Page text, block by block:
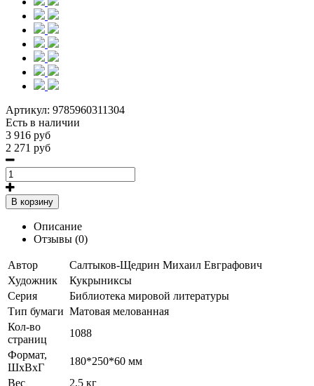
Артикул: 9785960311304
Есть в наличии
3 916 руб
2 271 руб
В корзину
Описание
Отзывы (0)
Автор
Салтыков-Щедрин Михаил Евграфович
Художник
Кукрыниксы
Серия
Библиотека мировой литературы
Тип бумаги Матовая мелованная
Кол-во
страниц
1088
Формат,
ШхВхГ
180*250*60 мм
Вес
2,5 кг